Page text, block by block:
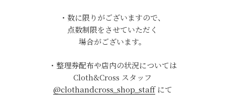
・数に限りがございますので、
点数制限をさせていただく
場合がございます。
・整理券配布や店内の状況については
Cloth&Cross スタッフ
@clothandcross_shop_staffにて